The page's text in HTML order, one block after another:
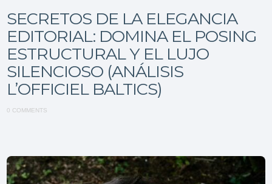
SECRETOS DE LA ELEGANCIA
EDITORIAL: DOMINA EL POSING
ESTRUCTURAL Y EL LUJO
SILENCIOSO (ANÁLISIS
L’OFFICIEL BALTICS)
0 COMMENTS